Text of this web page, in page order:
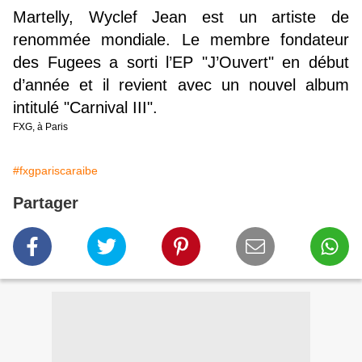
Martelly, Wyclef Jean est un artiste de
renommée mondiale. Le membre fondateur
des Fugees a sorti l’EP "J’Ouvert" en début
d’année et il revient avec un nouvel album
intitulé "Carnival III".
FXG, à Paris
#fxgpariscaraibe
Partager